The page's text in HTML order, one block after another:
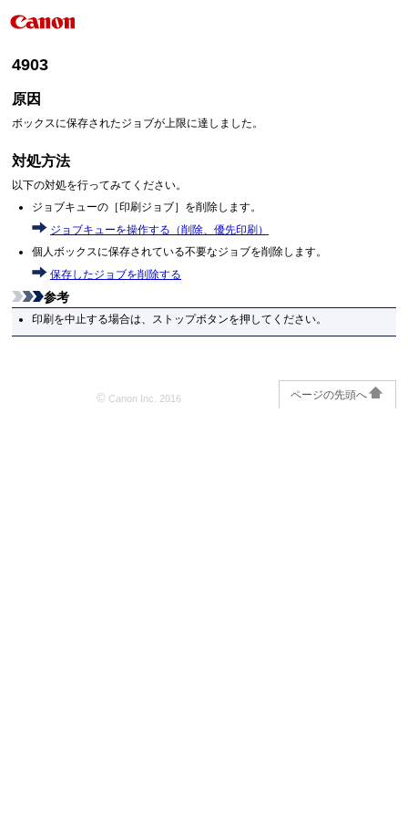
4903
原因
ボックスに保存されたジョブが上限に達しました。
対処方法
以下の対処を行ってみてください。
ジョブキューの ［印刷ジョブ］ を削除します。
ジョブキューを操作する（削除、優先印刷）
個人ボックスに保存されている不要なジョブを削除します。
保存したジョブを削除する
参考
印刷を中止する場合は、 ストップボタンを押してください。
ページの先頭へ
© Canon Inc. 2016